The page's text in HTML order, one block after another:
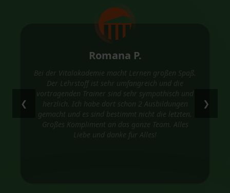
Romana P.
Bei der Vitalakademie macht Lernen großen Spaß.
Der Lehrstoff ist sehr umfangreich und die
vortragenden Trainer sind sehr sympathisch und
herzlich. Ich habe dort schon 2 Ausbildungen
gemacht und es sind bestimmt nicht die letzten.
Großes Kompliment an das ganze Team. Alles
Liebe und danke für Alles!
❮ ❯